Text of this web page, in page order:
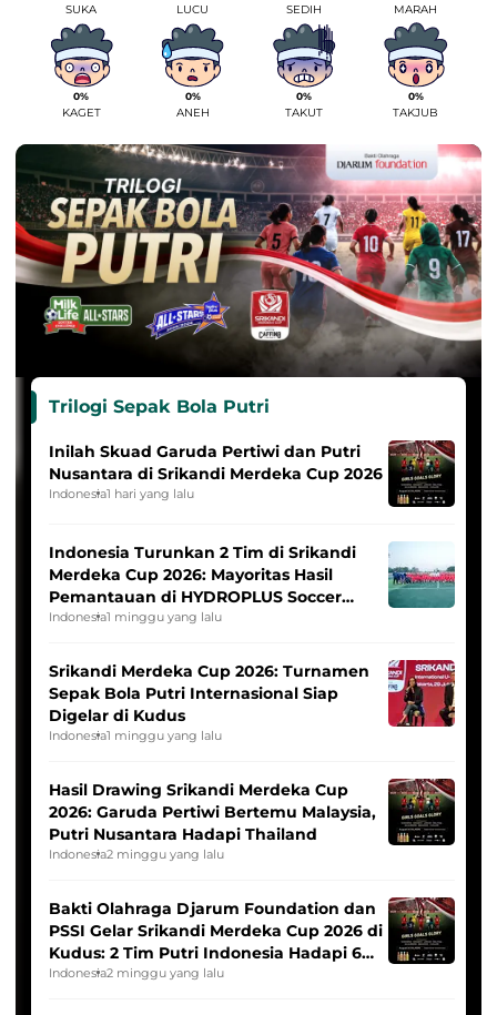
SUKA LUCU SEDIH MARAH
0%
KAGET
0%
ANEH
0%
TAKUT
0%
TAKJUB
Trilogi Sepak Bola Putri
Inilah Skuad Garuda Pertiwi dan Putri
Nusantara di Srikandi Merdeka Cup 2026
Indonesia1 hari yang lalu
Indonesia Turunkan 2 Tim di Srikandi
Merdeka Cup 2026: Mayoritas Hasil
Pemantauan di HYDROPLUS Soccer
League
Indonesia1 minggu yang lalu
Srikandi Merdeka Cup 2026: Turnamen
Sepak Bola Putri Internasional Siap
Digelar di Kudus
Indonesia1 minggu yang lalu
Hasil Drawing Srikandi Merdeka Cup
2026: Garuda Pertiwi Bertemu Malaysia,
Putri Nusantara Hadapi Thailand
Indonesia2 minggu yang lalu
Bakti Olahraga Djarum Foundation dan
PSSI Gelar Srikandi Merdeka Cup 2026 di
Kudus: 2 Tim Putri Indonesia Hadapi 6
Tim Asia
Indonesia2 minggu yang lalu